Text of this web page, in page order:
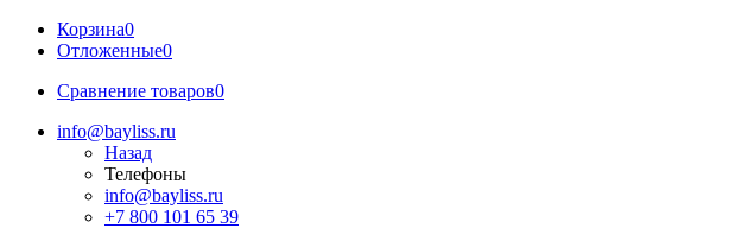
Корзина0
Отложенные0
Сравнение товаров0
info@bayliss.ru
Назад
Телефоны
info@bayliss.ru
+7 800 101 65 39